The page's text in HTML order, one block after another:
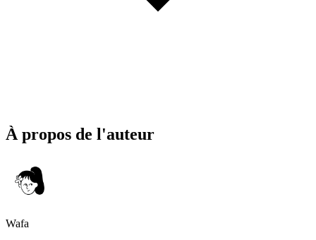
À propos de l'auteur
Wafa